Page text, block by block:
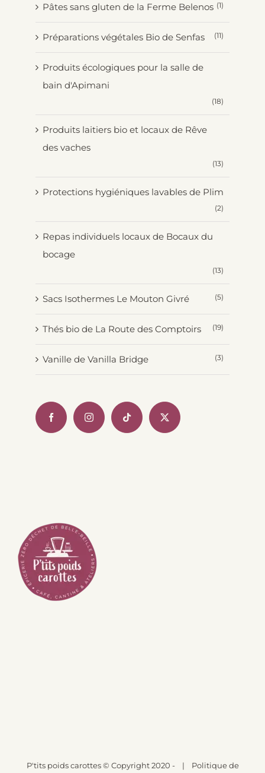
Pâtes sans gluten de la Ferme Belenos (1)
Préparations végétales Bio de Senfas (11)
Produits écologiques pour la salle de
bain d'Apimani
(18)
Produits laitiers bio et locaux de Rêve
des vaches
(13)
Protections hygiéniques lavables de Plim
(2)
Repas individuels locaux de Bocaux du
bocage
(13)
Sacs Isothermes Le Mouton Givré (5)
Thés bio de La Route des Comptoirs (19)
Vanille de Vanilla Bridge (3)
P'tits poids carottes© Copyright 2020 - | Politique de